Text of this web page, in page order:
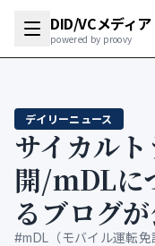
DID/VCメディア
powered by proovy
デイリーニュース
サイカル
開/ｍDLに
るブログ
#mDL（モバイル運転免